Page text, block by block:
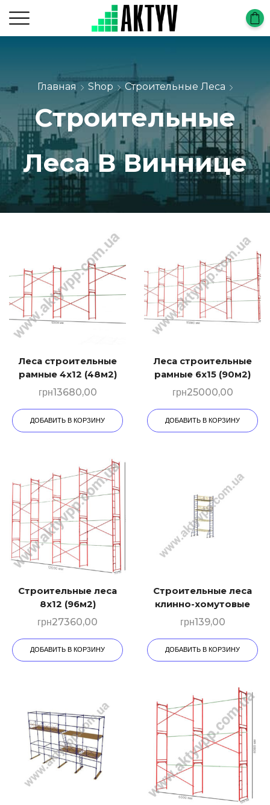
Главная Shop Строительные Леса
Строительные
Леса В Виннице
Леса строительные
рамные 4х12 (48м2)
грн13680,00
ДОБАВИТЬ В КОРЗИНУ
Леса строительные
рамные 6х15 (90м2)
грн25000,00
ДОБАВИТЬ В КОРЗИНУ
Строительные леса
8х12 (96м2)
грн27360,00
ДОБАВИТЬ В КОРЗИНУ
Строительные леса
клинно-хомутовые
грн139,00
ДОБАВИТЬ В КОРЗИНУ